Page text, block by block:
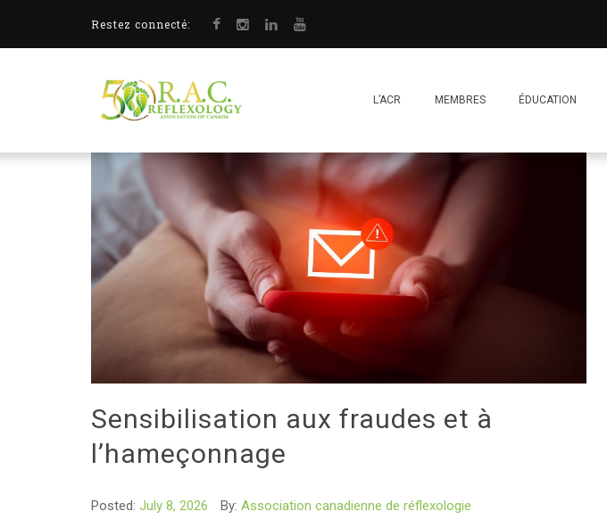
Restez connecté:
L’ACR MEMBRES ÉDUCATION
Sensibilisation aux fraudes et à
l’hameçonnage
Posted: July 8, 2026 By: Association canadienne de réflexologie